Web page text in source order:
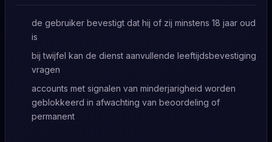
de gebruiker bevestigt dat hij of zij minstens 18 jaar oud
is
bij twijfel kan de dienst aanvullende leeftijdsbevestiging
vragen
accounts met signalen van minderjarigheid worden
geblokkeerd in afwachting van beoordeling of
permanent